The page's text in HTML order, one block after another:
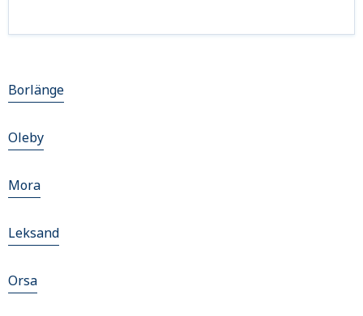
Borlänge
Oleby
Mora
Leksand
Orsa